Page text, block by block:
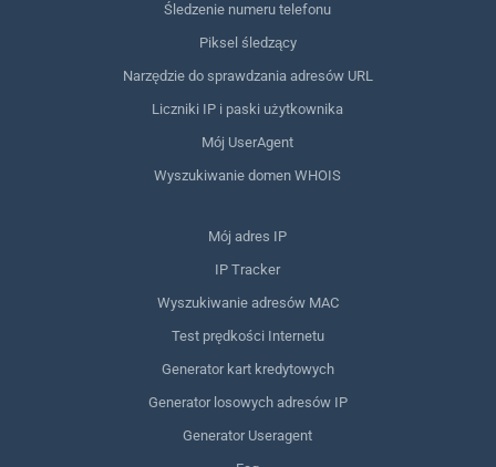
Śledzenie numeru telefonu
Piksel śledzący
Narzędzie do sprawdzania adresów URL
Liczniki IP i paski użytkownika
Mój UserAgent
Wyszukiwanie domen WHOIS
Mój adres IP
IP Tracker
Wyszukiwanie adresów MAC
Test prędkości Internetu
Generator kart kredytowych
Generator losowych adresów IP
Generator Useragent